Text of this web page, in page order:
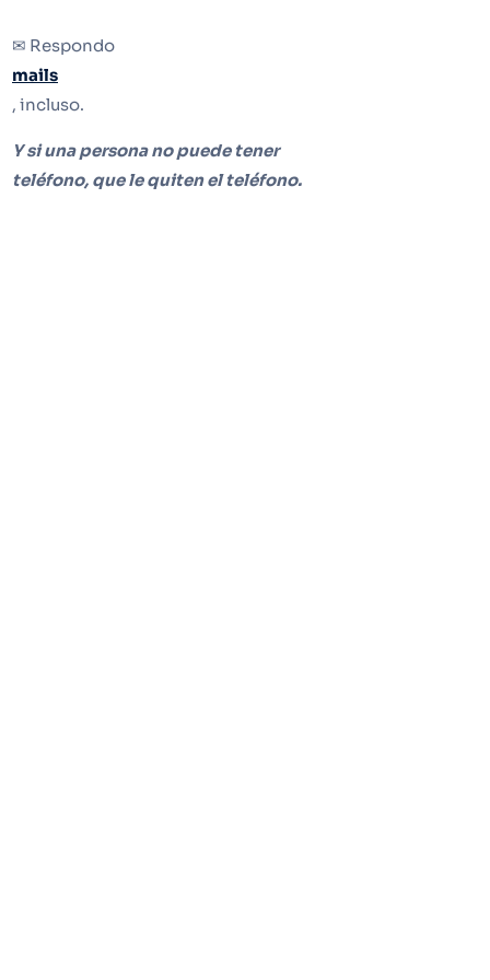
✉ Respondo
mails
, incluso.
Y si una persona no puede tener
teléfono, que le quiten el teléfono.